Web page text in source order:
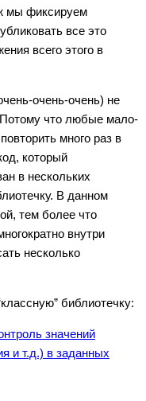
мы фиксируем
все это
всего этого в
очень-очень) не
что любые мало-
много раз в
который
в нескольких
В данном
тем более что
внутри
несколько
библиотечку:
значений
и т.д.) в заданных